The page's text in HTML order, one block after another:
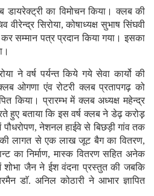
का विमोचन किया। क्लब की
सिरोया, कोषाध्यक्ष सुभाष सिंघवी
सम्मान पत्र प्रदान किया गया। इसका
ने वर्ष पर्यन्त किये गये सेवा कार्यो की
ओगणा एंव रोटरी क्लब प्रतापगढ़ को
किया। प्रारम्भ में क्लब अध्यक्ष महेन्द्र
हुए बताया कि इस वर्ष क्लब ने डेढ़ करोड़़
नेशनल हाईवे से बिछड़ी गांव तक
की लागत से एक लाख जूट बैग का वितरण,
का निर्माण, मास्क वितरण सहित अनेक
शोभा जैन ने ईश वंदना प्रस्तुत की जबकि
डाॅ. अनिल कोठारी ने आभार ज्ञापित